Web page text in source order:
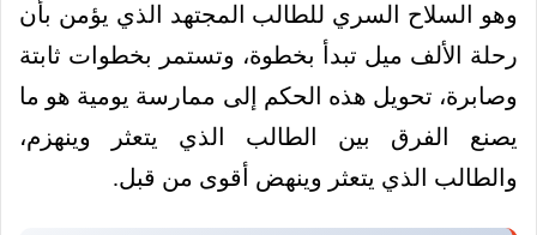
وهو السلاح السري للطالب المجتهد الذي يؤمن بأن
رحلة الألف ميل تبدأ بخطوة، وتستمر بخطوات ثابتة
وصابرة، تحويل هذه الحكم إلى ممارسة يومية هو ما
يصنع الفرق بين الطالب الذي يتعثر وينهزم،
والطالب الذي يتعثر وينهض أقوى من قبل.